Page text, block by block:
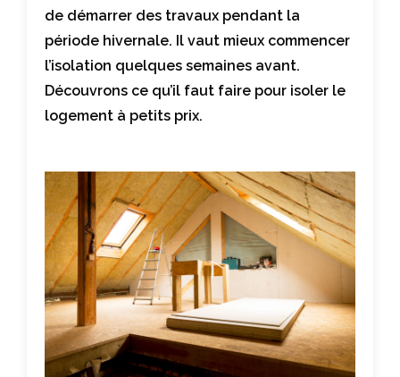
de démarrer des travaux pendant la
période hivernale. Il vaut mieux commencer
l’isolation quelques semaines avant.
Découvrons ce qu’il faut faire pour isoler le
logement à petits prix.